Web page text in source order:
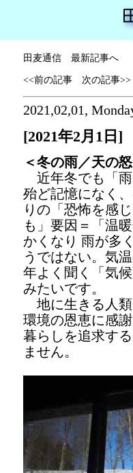
田麦通信 最新記事へ
<<前の記事 次の記事>>
2021,02,01,
[2021年2月1日]
＜冬の雨／天の
近年冬でも「雨
殆ど記憶になく
りの「恐怖を感
も」要因＝「温
かくなり 雨が多
うではない。気
年よく聞く「気
みたいです。
地に生きる人類
環境の恩恵に感
暮らしを追求す
ません。